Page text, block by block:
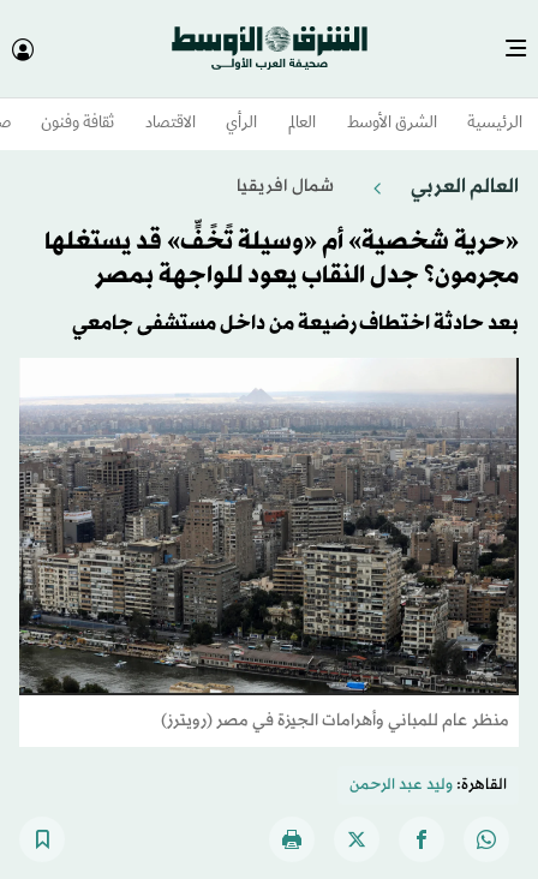
الرئيسية الشرق الأوسط​ العالم الرأي الاقتصاد ثقافة وفنون
العالم العربي شمال افريقيا
«حرية شخصية» أم «وسيلة تًخًفٍّ» قد يستغلها
مجرمون؟ جدل النقاب يعود للواجهة بمصر
بعد حادثة اختطاف رضيعة من داخل مستشفى جامعي
منظر عام للمباني وأهرامات الجيزة في مصر (رويترز)
القاهرة:وليد عبد الرحمن